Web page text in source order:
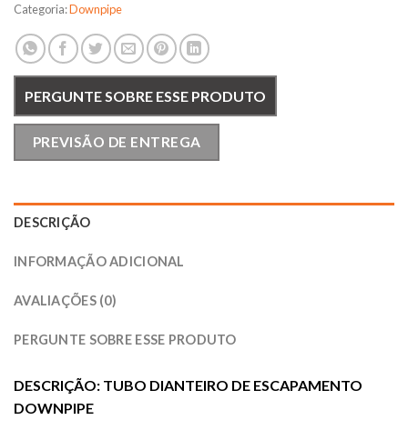
Categoria:Downpipe
PERGUNTE SOBRE ESSE PRODUTO
PREVISÃO DE ENTREGA
DESCRIÇÃO
INFORMAÇÃO ADICIONAL
AVALIAÇÕES (0)
PERGUNTE SOBRE ESSE PRODUTO
DESCRIÇÃO: TUBO DIANTEIRO DE ESCAPAMENTO
DOWNPIPE